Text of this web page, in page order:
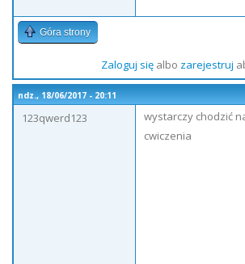
Góra strony
Zaloguj sięalbo zarejestruj
ndz., 18/06/2017 - 20:11
123qwerd123
wystarczy chodzić
cwiczenia